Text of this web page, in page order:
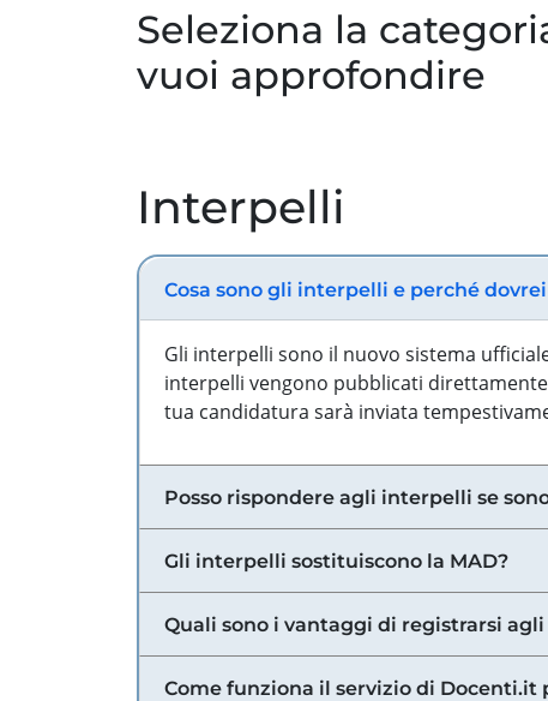
Seleziona la
vuoi approfondire
Interpelli
Cosa sono gli interpelli e perché
Gli interpelli sono il nuovo sistema
interpelli vengono pubblicati
tua candidatura sarà inviata
Posso rispondere agli interpelli se
Gli interpelli sostituiscono la MAD?
Quali sono i vantaggi di registrarsi
Come funziona il servizio di